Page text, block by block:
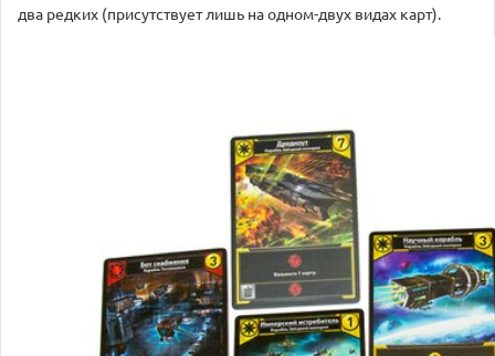
два редких (присутствует лишь на одном-двух видах карт).